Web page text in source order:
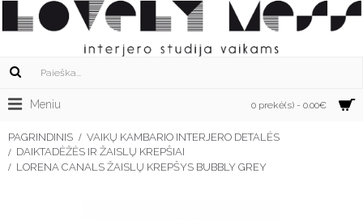
0 prekė(s) - 0.00€
Meniu
PAGRINDINIS
VAIKŲ KAMBARIO INTERJERO DETALĖS
DAIKTADĖŽĖS IR ŽAISLŲ KREPŠIAI
LORENA CANALS ŽAISLŲ KREPŠYS BUBBLY GREY